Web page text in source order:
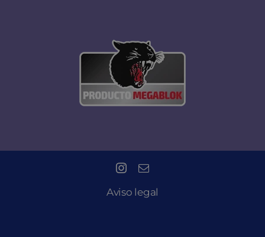
Aviso legal